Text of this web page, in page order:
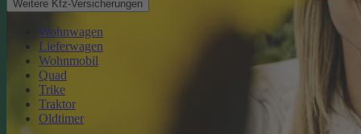
Weitere Kfz-Versicherungen
Wohnwagen
Lieferwagen
Wohnmobil
Quad
Trike
Traktor
Oldtimer